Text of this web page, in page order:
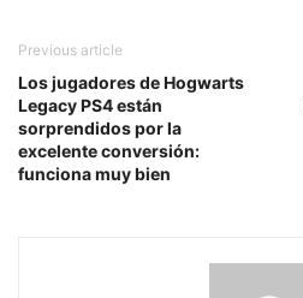
Previous article
Los jugadores de Hogwarts
Legacy PS4 están
sorprendidos por la
excelente conversión:
funciona muy bien